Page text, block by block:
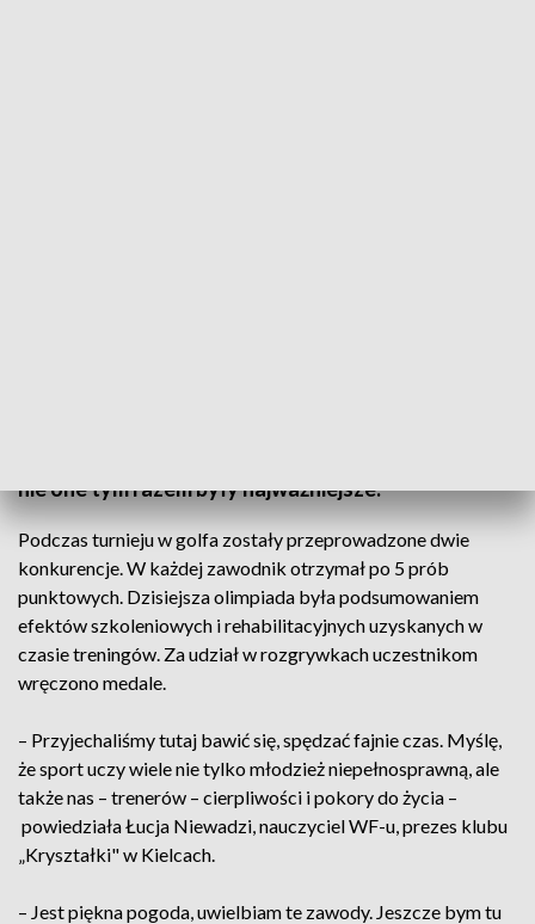
nie one tym razem były najważniejsze.
Podczas turnieju w golfa zostały przeprowadzone dwie
konkurencje. W każdej zawodnik otrzymał po 5 prób
punktowych. Dzisiejsza olimpiada była podsumowaniem
efektów szkoleniowych i rehabilitacyjnych uzyskanych w
czasie treningów. Za udział w rozgrywkach uczestnikom
wręczono medale.
– Przyjechaliśmy tutaj bawić się, spędzać fajnie czas. Myślę,
że sport uczy wiele nie tylko młodzież niepełnosprawną, ale
także nas – trenerów – cierpliwości i pokory do życia –
powiedziała Łucja Niewadzi, nauczyciel WF-u, prezes klubu
„Kryształki" w Kielcach.
– Jest piękna pogoda, uwielbiam te zawody. Jeszcze bym tu